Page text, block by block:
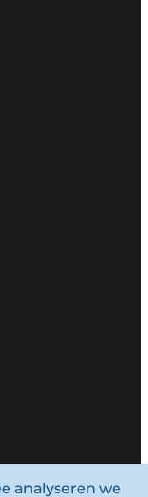
analyseren we